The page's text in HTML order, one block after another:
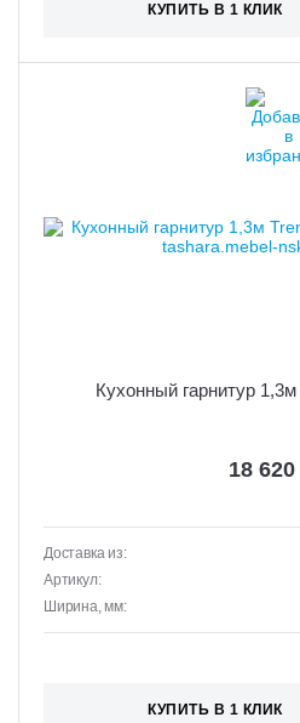
КУПИТЬ В 1 КЛИК
Кухонный гарнитур 1,3м
18 620
Доставка из:
Артикул:
Ширина, мм:
КУПИТЬ В 1 КЛИК